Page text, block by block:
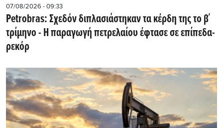
07/08/2026 - 09:33
Petrobras: Σχεδόν διπλασιάστηκαν τα κέρδη της το β΄
τρίμηνο - Η παραγωγή πετρελαίου έφτασε σε επίπεδα-
ρεκόρ